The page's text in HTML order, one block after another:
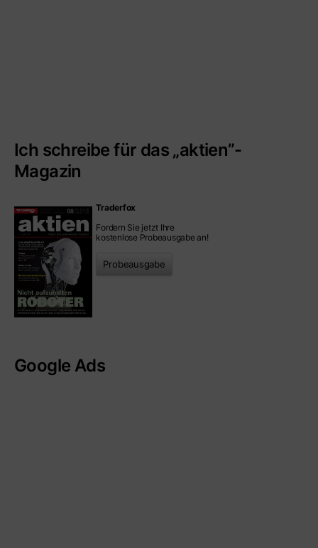
Ich schreibe für das „aktien”-
Magazin
Traderfox
Fordern Sie jetzt Ihre
kostenlose Probeausgabe an!
Probeausgabe
Google Ads